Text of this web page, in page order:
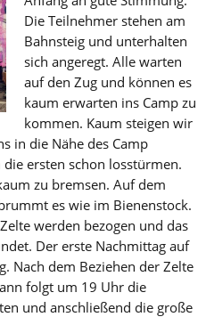
Die Teilnehmer stehen am
Bahnsteig und unterhalten
sich angeregt. Alle warten
auf den Zug und können es
kaum erwarten ins Camp zu
kommen. Kaum steigen wir
in die Nähe des Camp
ersten schon losstürmen.
zu bremsen. Auf dem
es wie im Bienenstock.
werden bezogen und das
Der erste Nachmittag auf
Nach dem Beziehen der Zelte
folgt um 19 Uhr die
und anschließend die große